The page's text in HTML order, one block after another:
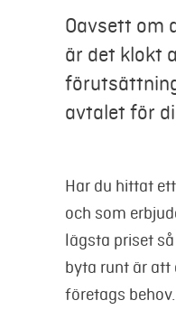
Oavsett om
är det klokt
avtalet för
Har du hittat
och som
lägsta priset
byta runt är att
företags